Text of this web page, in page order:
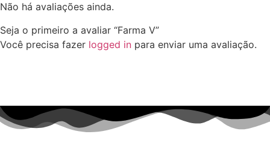
Não há avaliações ainda.
Seja o primeiro a avaliar “Farma V”
Você precisa fazer logged in para enviar uma avaliação.